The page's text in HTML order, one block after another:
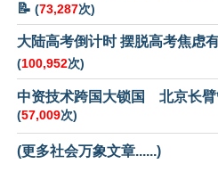
📝 (73,287次)
大陆高考倒计时 摆脱高考焦虑
(100,952次)
中资技术跨国大锁国 北京长臂
(57,009次)
(更多社会万象文章......)